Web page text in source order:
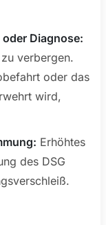
Diagnose:
verbergen.
oder das
wird,
Erhöhtes
des DSG